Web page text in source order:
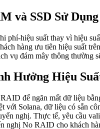
và SSD Sử Dụng
phí-hiệu suất thay vì hiệu
hàng ưu tiên hiệu suất
vụ đám mây thông thường
Hưởng Hiệu
để ngăn mất dữ liệu
với Solana, dữ liệu có sẵn
nghị. Thực tế, yêu cầu
nghị No RAID cho khách